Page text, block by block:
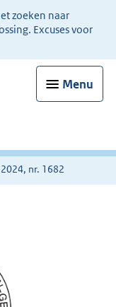
zoeken naar
Excuses voor
Menu
nr. 1682